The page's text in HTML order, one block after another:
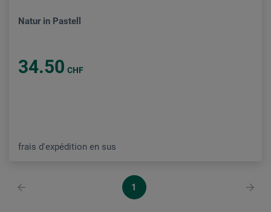
Natur in Pastell
34.50 CHF
frais d'expédition en sus
1